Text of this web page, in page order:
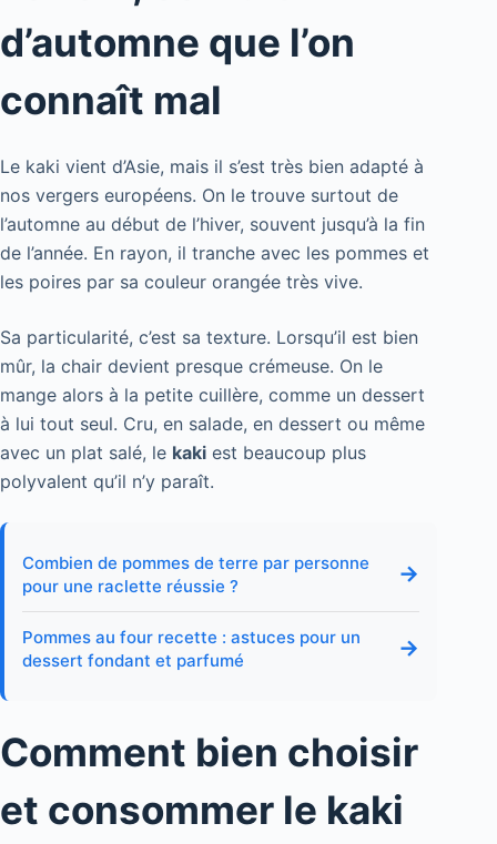
d’automne que l’on
connaît mal
Le kaki vient d’Asie, mais il s’est très bien adapté à
nos vergers européens. On le trouve surtout de
l’automne au début de l’hiver, souvent jusqu’à la fin
de l’année. En rayon, il tranche avec les pommes et
les poires par sa couleur orangée très vive.
Sa particularité, c’est sa texture. Lorsqu’il est bien
mûr, la chair devient presque crémeuse. On le
mange alors à la petite cuillère, comme un dessert
à lui tout seul. Cru, en salade, en dessert ou même
avec un plat salé, le kaki est beaucoup plus
polyvalent qu’il n’y paraît.
Combien de pommes de terre par personne
pour une raclette réussie ?
→
Pommes au four recette : astuces pour un
dessert fondant et parfumé
→
Comment bien choisir
et consommer le kaki